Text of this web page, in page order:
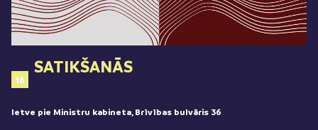
16
SATIKŠANĀS
Ietve pie Ministru kabineta, Brīvības bulvāris 36